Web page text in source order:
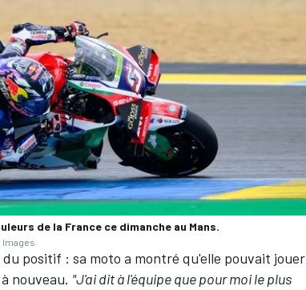
de la France ce dimanche au Mans.
Images
du positif : sa moto a montré qu'elle pouvait jouer
nouveau. "J'ai dit à l'équipe que pour moi le plus